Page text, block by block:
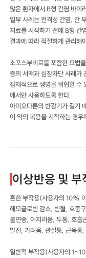
않은 환자에서 B형 간염 바이
일부 사례는 전격성 간염, 간
치료를 시작하기 전에 B형 간
결과에 따라 적절하게 관리해
소포스부비르를 포함한 요법
증의 서맥과 심장차단 사례가
잠재적으로 생명을 위협할 수
에서만 사용하도록 한다.
아미오다론의 반감기가 길기
이 약의 복용을 시작하는 경우
이상반응 및 부
흔한 부작용(사용자의 10%
헤모글로빈 감소, 빈혈, 호중
불면증, 어지러움, 두통, 호흡
발진, 가려움, 관절통, 근육통
일반적 부작용(사용자의